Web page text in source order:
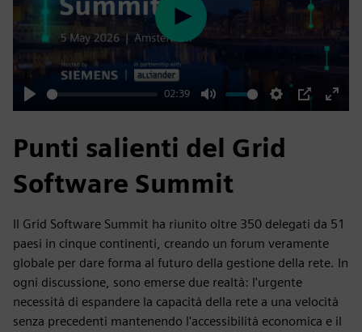
Play
02:39
Mute Settings
PIP
Enter
Play
Punti salienti del Grid
Software Summit
Il Grid Software Summit ha riunito oltre 350 delegati da 51
paesi in cinque continenti, creando un forum veramente
globale per dare forma al futuro della gestione della rete. In
ogni discussione, sono emerse due realtà: l'urgente
necessità di espandere la capacità della rete a una velocità
senza precedenti mantenendo l'accessibilità economica e il